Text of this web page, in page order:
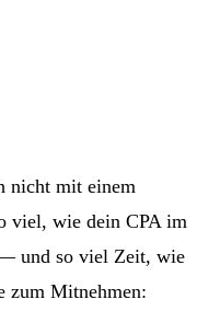
nicht mit einem
viel, wie dein CPA im
und so viel Zeit, wie
zum Mitnehmen: